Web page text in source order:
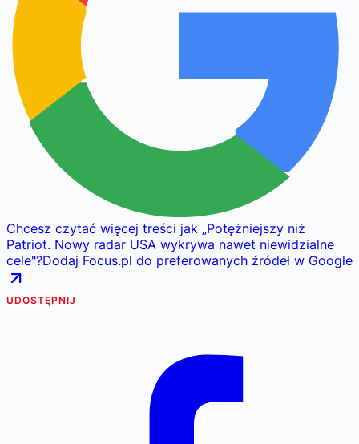
Chcesz czytać więcej treści jak „Potężniejszy niż
Patriot. Nowy radar USA wykrywa nawet niewidzialne
cele"?Dodaj Focus.pl do preferowanych źródeł w Google
UDOSTĘPNIJ